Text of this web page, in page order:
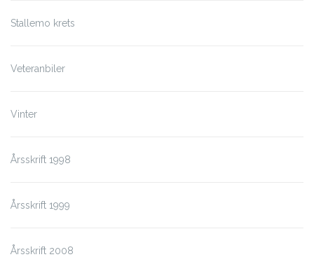
Stallemo krets
Veteranbiler
Vinter
Årsskrift 1998
Årsskrift 1999
Årsskrift 2008